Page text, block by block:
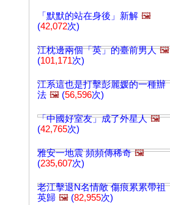
「默默的站在身後」新解 🖼️
(42,072次)
江枕邊兩個「英」的臺前男人 🖼️
(101,171次)
江系這也是打擊彭麗媛的一種辦
法 🖼️ (56,596次)
「中國好室友」成了外星人 🖼️
(42,765次)
雅安一地震 頻頻傳稀奇 🖼️
(235,607次)
老江擊退N名情敵 傷痕累累帶祖
英歸 🖼️ (82,955次)